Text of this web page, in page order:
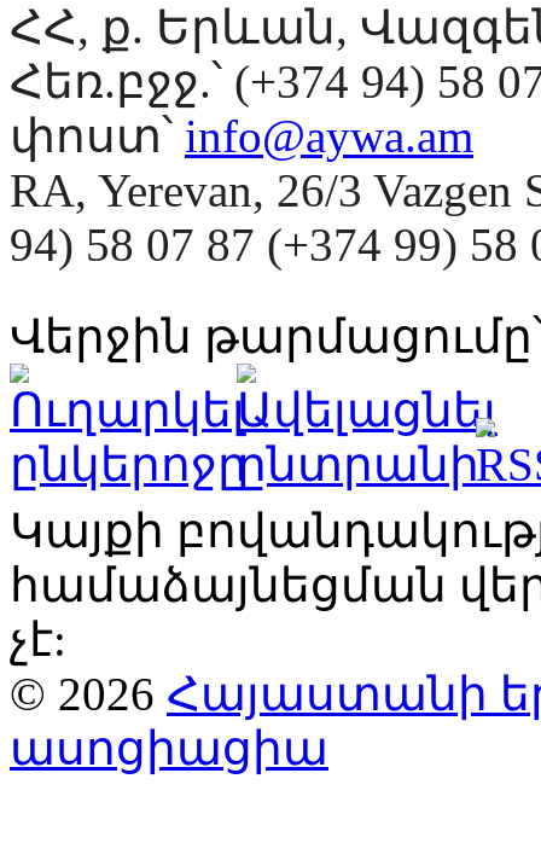
ՀՀ, ք. Երևան,
Հեռ.բջջ.՝ (+374 94) 58
փոստ՝ info@aywa.am
RA, Yerevan, 26/3
94) 58 07 87 (+374 99)
Վերջին
Կայքի
համաձայնեցման
չէ:
© 2026 Հայաստանի
ասոցիացիա